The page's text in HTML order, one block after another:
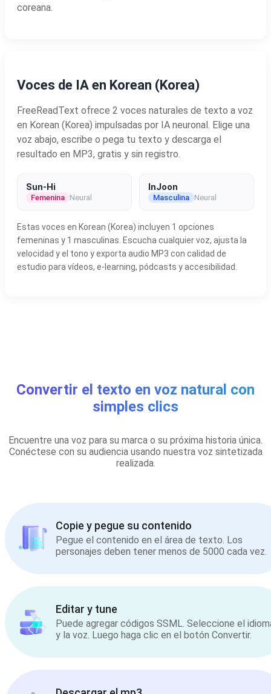
coreana.
Voces de IA en Korean (Korea)
FreeReadText ofrece 2 voces naturales de texto a voz
en Korean (Korea) impulsadas por IA neuronal. Elige una
voz abajo, escribe o pega tu texto y descarga el
resultado en MP3, gratis y sin registro.
Sun-Hi
Femenina Neural
InJoon
Masculina Neural
Estas voces en Korean (Korea) incluyen 1 opciones
femeninas y 1 masculinas. Escucha cualquier voz, ajusta la
velocidad y el tono y exporta audio MP3 con calidad de
estudio para vídeos, e-learning, pódcasts y accesibilidad.
Convertir el texto en voz natural con
simples clics
Encuentre una voz para su marca o su próxima historia única.
Conéctese con su audiencia usando nuestra voz sintetizada
realizada.
Copie y pegue su contenido
Pegue el contenido en el área de texto. Los
personajes deben tener menos de 5000 cada vez.
Editar y tune
Puede agregar códigos SSML. Seleccione el
y la voz. Luego haga clic en el botón Convertir.